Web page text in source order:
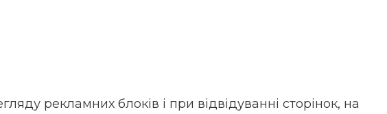
рекламних блоків і при відвідуванні сторінок, на